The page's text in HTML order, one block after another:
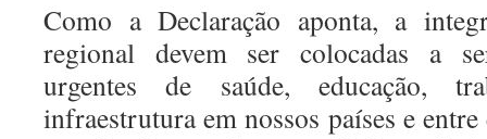
Como a Declaração aponta, a
regional devem ser colocadas a
urgentes de saúde, educação,
infraestrutura em nossos países e